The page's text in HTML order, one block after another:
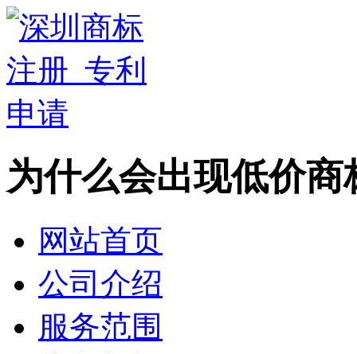
为什么会出现低价
网站首页
公司介绍
服务范围